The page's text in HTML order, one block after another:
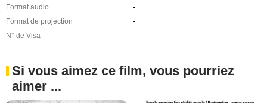
Format audio
-
Format de projection
-
N° de Visa
-
Si vous aimez ce film, vous pourriez
aimer ...